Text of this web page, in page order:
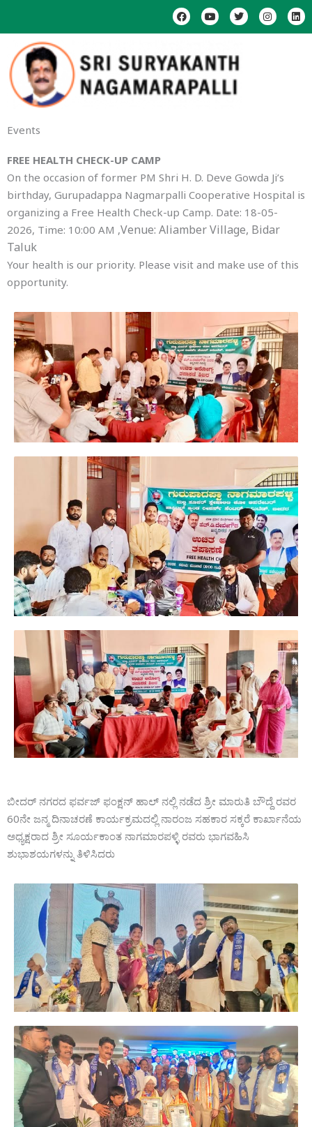
content
F
a
c
o
o
k
Y
o
u
b
e
T
w
i
e
r
I
n
s
L
i
n
Events
FREE HEALTH CHECK-UP CAMP
​On the occasion of former PM Shri H. D. Deve Gowda Ji’s
birthday, Gurupadappa Nagmarpalli Cooperative Hospital is
organizing a Free Health Check-up Camp. Date: 18-05-
2026, Time: 10:00 AM ,Venue: Aliamber Village, Bidar
Taluk
​Your health is our priority. Please visit and make use of this
opportunity.
ಬೀದರ್ ನಗರದ ಫರ್ವಜ್ ಫಂಕ್ಷನ್ ಹಾಲ್ ನಲ್ಲಿ ನಡೆದ ಶ್ರೀ ಮಾರುತಿ ಬೌದ್ದೆ ರವರ
60ನೇ ಜನ್ಮ ದಿನಾಚರಣೆ ಕಾರ್ಯಕ್ರಮದಲ್ಲಿ ನಾರಂಜ ಸಹಕಾರ ಸಕ್ಕರೆ ಕಾರ್ಖಾನೆಯ
ಅಧ್ಯಕ್ಷರಾದ ಶ್ರೀ ಸೂರ್ಯಕಾಂತ ನಾಗಮಾರಪಳ್ಳಿ ರವರು ಭಾಗವಹಿಸಿ
ಶುಭಾಶಯಗಳನ್ನು ತಿಳಿಸಿದರು